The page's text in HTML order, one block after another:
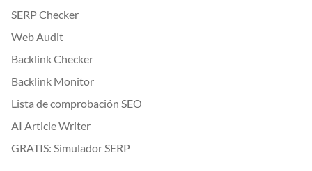
SERP Checker
Web Audit
Backlink Checker
Backlink Monitor
Lista de comprobación SEO
AI Article Writer
GRATIS: Simulador SERP